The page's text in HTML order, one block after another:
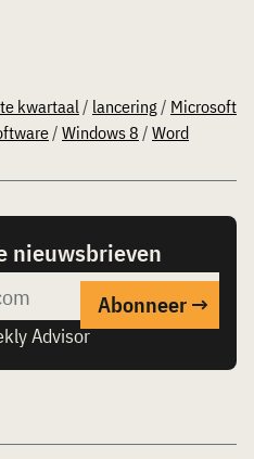
kwartaal/ lancering/ Microsoft
/ Windows 8 / Word
nieuwsbrieven
Advisor